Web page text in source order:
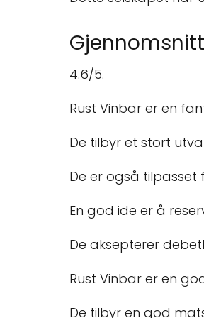
4.6/5.
Rust Vinbar er en
De tilbyr et stort
De er også tilpasset
En god ide er å
De aksepterer
Rust Vinbar er en
De tilbyr en god